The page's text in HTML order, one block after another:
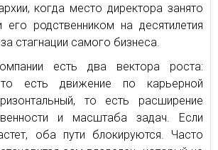
когда место директора занято
его родственником на десятилетия
стагнации самого бизнеса.
есть два вектора роста:
то есть движение по карьерной
то есть расширение
и масштаба задач. Если
оба пути блокируются. Часто